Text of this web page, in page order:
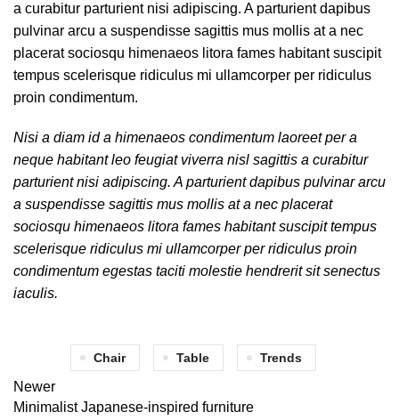
a curabitur parturient nisi adipiscing. A parturient dapibus
pulvinar arcu a suspendisse sagittis mus mollis at a nec
placerat sociosqu himenaeos litora fames habitant suscipit
tempus scelerisque ridiculus mi ullamcorper per ridiculus
proin condimentum.
Nisi a diam id a himenaeos condimentum laoreet per a
neque habitant leo feugiat viverra nisl sagittis a curabitur
parturient nisi adipiscing. A parturient dapibus pulvinar arcu
a suspendisse sagittis mus mollis at a nec placerat
sociosqu himenaeos litora fames habitant suscipit tempus
scelerisque ridiculus mi ullamcorper per ridiculus proin
condimentum egestas taciti molestie hendrerit sit senectus
iaculis.
Chair Table Trends
Newer
Minimalist Japanese-inspired furniture